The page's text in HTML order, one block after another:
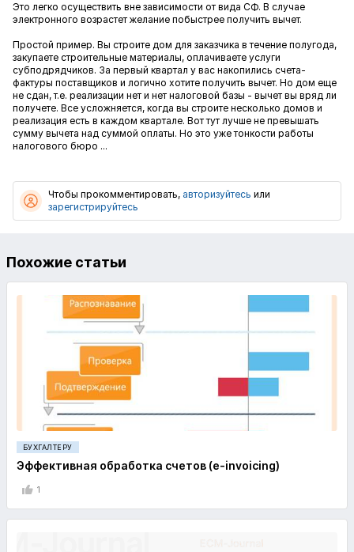
Это легко осуществить вне зависимости от вида СФ. В случае
электронного возрастет желание побыстрее получить вычет.
Простой пример. Вы строите дом для заказчика в течение полугода,
закупаете строительные материалы, оплачиваете услуги
субподрядчиков. За первый квартал у вас накопились счета-
фактуры поставщиков и логично хотите получить вычет. Но дом еще
не сдан, т.е. реализации нет и нет налоговой базы - вычет вы вряд ли
получете. Все усложняется, когда вы строите несколько домов и
реализация есть в каждом квартале. Вот тут лучше не превышать
сумму вычета над суммой оплаты. Но это уже тонкости работы
налогового бюро ...
Чтобы прокомментировать, авторизуйтесь или
зарегистрируйтесь
Похожие статьи
БУХГАЛТЕРУ
Эффективная обработка счетов (e-invoicing)
1